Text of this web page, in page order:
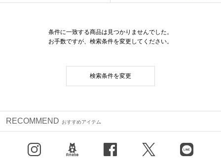
条件に一致する商品は見つかりませんでした。
お手数ですが、検索条件を変更してください。
検索条件を変更
RECOMMEND おすすめアイテム
X（旧Twitter） LINE